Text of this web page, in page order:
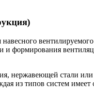
формирования
нержавеющей стали
из типов систем